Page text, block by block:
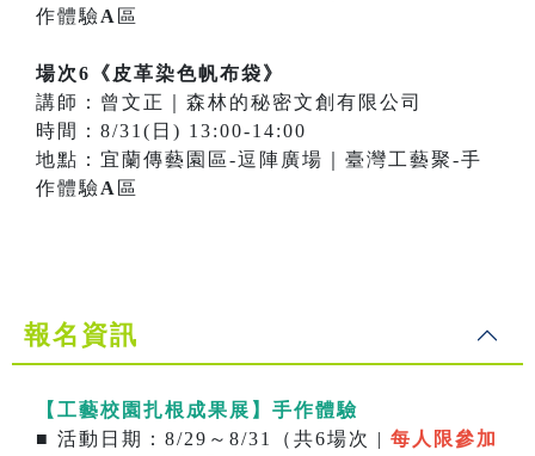
作體驗A 區
場次6《皮革染色帆布袋》
講師：曾文正｜森林的秘密文創有限公司
時間：8/31(日) 13:00-14:00
地點：宜蘭傳藝園區-逗陣廣場｜臺灣工藝聚-手
作體驗A 區
報名資訊
【工藝校園扎根成果展】手作體驗
■ 活動日期：8/29～8/31（共6場次 | 每人限參加